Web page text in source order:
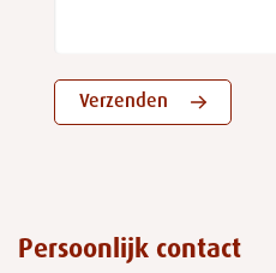
Verzenden
Persoonlijk contact